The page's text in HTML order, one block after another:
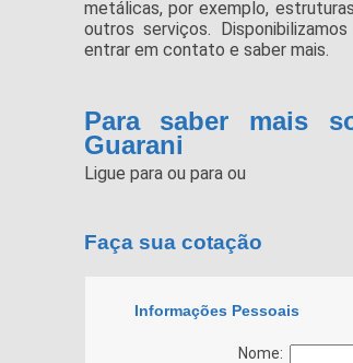
metálicas, por exemplo,
outros serviços.
entrar em contato e saber mais.
Para saber mais
Guarani
Ligue para ou para ou
Faça sua cotação
Informações Pessoais
Nome: